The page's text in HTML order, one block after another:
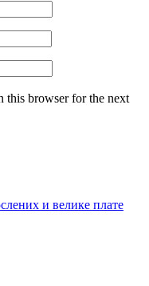
this browser for the next
и велике плате